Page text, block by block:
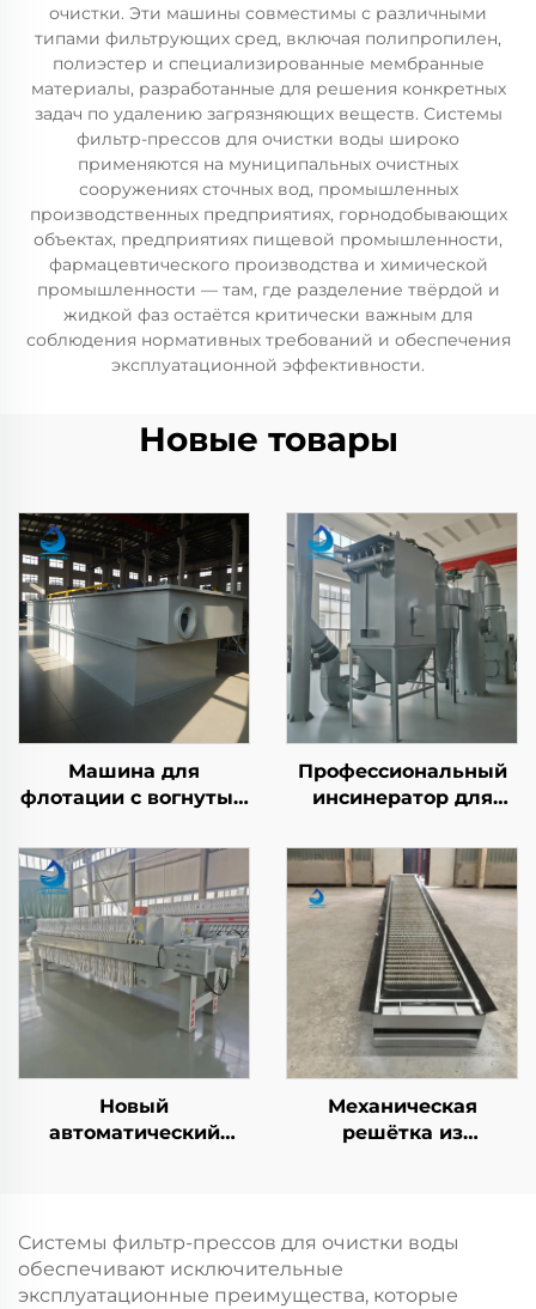
очистки. Эти машины совместимы с различными
типами фильтрующих сред, включая полипропилен,
полиэстер и специализированные мембранные
материалы, разработанные для решения конкретных
задач по удалению загрязняющих веществ. Системы
фильтр-прессов для очистки воды широко
применяются на муниципальных очистных
сооружениях сточных вод, промышленных
производственных предприятиях, горнодобывающих
объектах, предприятиях пищевой промышленности,
фармацевтического производства и химической
промышленности — там, где разделение твёрдой и
жидкой фаз остаётся критически важным для
соблюдения нормативных требований и обеспечения
эксплуатационной эффективности.
Новые товары
Машина для
флотации с вогнутым
Профессиональный
инсинератор для
бытовых и
промышленных
отходов в отелях и на
производстве
Новый
автоматический
давления для
очистки воды
Механическая
решётка из
сточных вод
Системы фильтр-прессов для очистки воды
обеспечивают исключительные
эксплуатационные преимущества, которые